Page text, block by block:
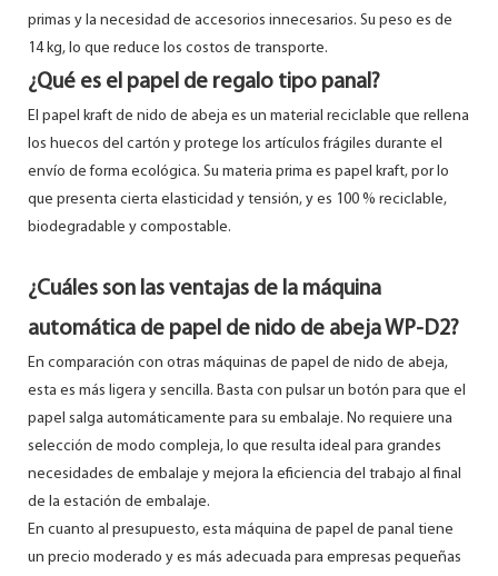
primas y la necesidad de accesorios innecesarios. Su peso es de
14 kg, lo que reduce los costos de transporte.
¿Qué es el papel de regalo tipo panal?
El papel kraft de nido de abeja es un material reciclable que rellena
los huecos del cartón y protege los artículos frágiles durante el
envío de forma ecológica. Su materia prima es papel kraft, por lo
que presenta cierta elasticidad y tensión, y es 100 % reciclable,
biodegradable y compostable.
¿Cuáles son las ventajas de la máquina
automática de papel de nido de abeja WP-D2?
En comparación con otras máquinas de papel de nido de abeja,
esta es más ligera y sencilla. Basta con pulsar un botón para que el
papel salga automáticamente para su embalaje. No requiere una
selección de modo compleja, lo que resulta ideal para grandes
necesidades de embalaje y mejora la eficiencia del trabajo al final
de la estación de embalaje.
En cuanto al presupuesto, esta máquina de papel de panal tiene
un precio moderado y es más adecuada para empresas pequeñas